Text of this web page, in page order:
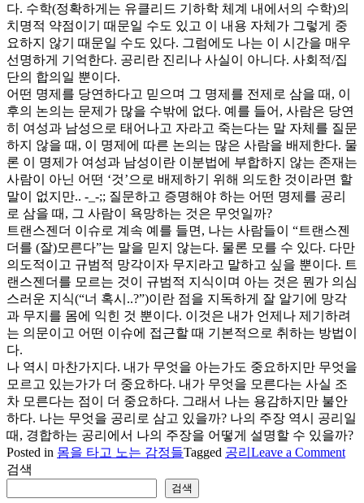
다. 수학(정확하게는 유클리드 기하학 체계 내에서의 수학)의
치명적 약점이기 때문일 수도 있고 이 내용 자체가 그렇게 중
요하지 않기 때문일 수도 있다. 그럼에도 나는 이 시간을 매우
선명하게 기억한다. 공리란 진리나 사실이 아니다. 사회적/집
단의 합의일 뿐이다.
어떤 명제를 당연하다고 믿으며 그 명제를 전제로 삼을 때, 이
후의 논의는 문제가 많을 수밖에 없다. 예를 들어, 사람은 당연
히 여성과 남성으로 태어나고 자라고 죽는다는 말 자체를 질문
하지 않을 때, 이 명제에 따른 논의는 많은 사람을 배제한다. 물
론 이 명제가 여성과 남성이란 이분법에 부합하지 않는 존재는
사람이 아닌 어떤 ‘것’으로 배제하기 위해 의도한 것이라면 할
말이 없지만.. -_-;; 질문하고 증명해야 하는 어떤 명제를 공리
로 삼을 때, 그 사람이 욕망하는 것은 무엇일까?
트랜스젠더 이슈로 계속 예를 들면, 나는 사람들이 “트랜스젠
더를 (잘)모른다”는 말을 믿지 않는다. 물론 모를 수 있다. 다만
의도적이고 규범적 망각이자 무지라고 말하고 싶을 뿐이다. 트
랜스젠더를 모르는 것이 규범적 지식이며 아는 것은 뭔가 의심
스러운 지식(“너 혹시..?”)이란 점을 지독하게 잘 알기에 망각
과 무지를 몸에 익힌 것 뿐이다. 이것은 내가 언제나 제기하려
는 의문이고 어떤 이슈에 접근할 때 기본적으로 취하는 방법이
다.
나 역시 마찬가지다. 내가 무엇을 아는가도 중요하지만 무엇을
모르고 있는가가 더 중요하다. 내가 무엇을 모른다는 사실 조
차 모른다는 점이 더 중요하다. 그래서 나는 용감하지만 불안
하다. 나는 무엇을 공리로 삼고 있을까? 나의 주장 역시 공리일
때, 경합하는 공리에서 나의 주장을 어떻게 설명할 수 있을까?
Posted in 몸을 타고 노는 감정들Tagged 공리 Leave a Commenton
검색
검색